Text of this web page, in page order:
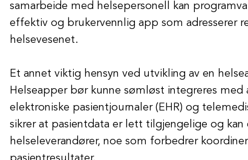
samarbeide med helsepersonell kan
effektiv og brukervennlig app som adresserer
helsevesenet.
Et annet viktig hensyn ved utvikling av en
Helseapper bør kunne sømløst integreres med
elektroniske pasientjournaler (EHR) og
sikrer at pasientdata er lett tilgjengelige og
helseleverandører, noe som forbedrer